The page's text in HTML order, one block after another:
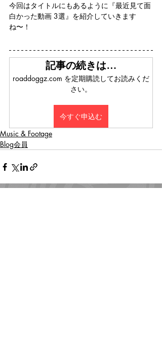
今回はタイトルにもあるように『最近見て面
白かった動画 3選』を紹介していきます
ね〜！
記事の続きは…
roaddoggz.com を定期購読してお読みくだ
さい。
今すぐ申込む
Music & Footage
Blog会員